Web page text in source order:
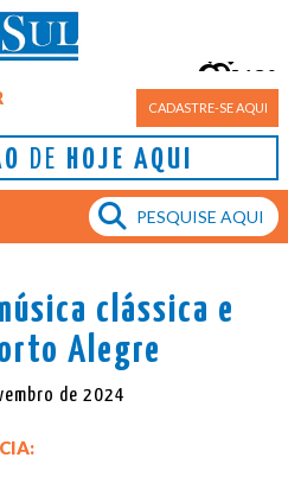
CADASTRE-SE AQUI
DE HOJE AQUI
Porto Alegre
13°
clássica e
Alegre
de 2024